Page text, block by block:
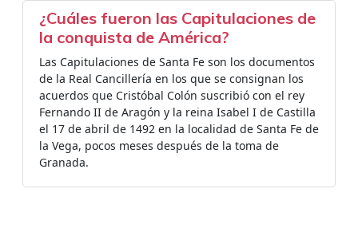
¿Cuáles fueron las Capitulaciones de
la conquista de América?
Las Capitulaciones de Santa Fe son los documentos
de la Real Cancillería en los que se consignan los
acuerdos que Cristóbal Colón suscribió con el rey
Fernando II de Aragón y la reina Isabel I de Castilla
el 17 de abril de 1492 en la localidad de Santa Fe de
la Vega, pocos meses después de la toma de
Granada.